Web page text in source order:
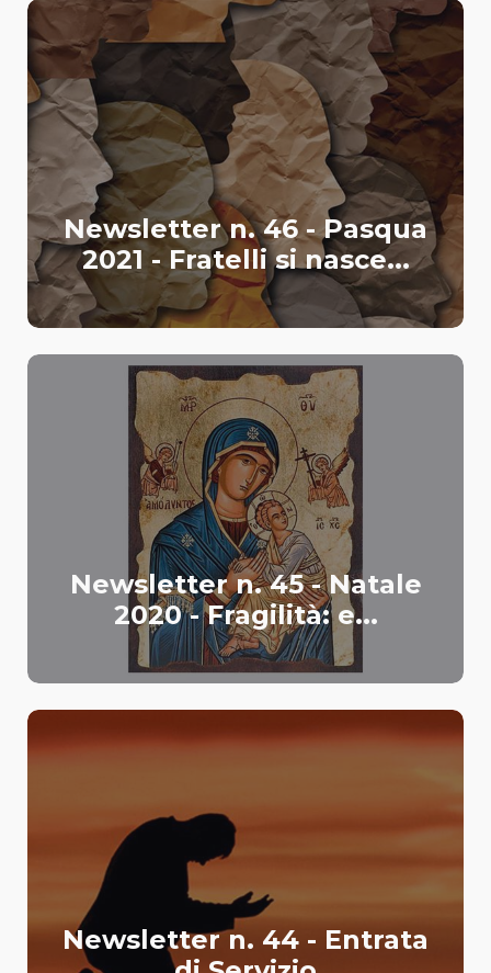
Newsletter n. 46 - Pasqua
2021 - Fratelli si nasce...
Newsletter n. 45 - Natale
2020 - Fragilità: e...
Newsletter n. 44 - Entrata